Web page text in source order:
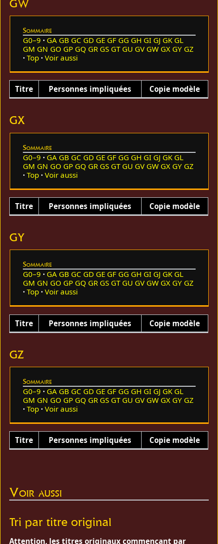
GW
Sommaire
G0–9 GA GB GC GD GE GF GG GH GI GJ GK GL
GM GN GO GP GQ GR GS GT GU GV GW GX GY GZ
Top
Voir aussi
Titre Personnes impliquées Copie modèle
GX
Sommaire
G0–9 GA GB GC GD GE GF GG GH GI GJ GK GL
GM GN GO GP GQ GR GS GT GU GV GW GX GY GZ
Top
Voir aussi
Titre Personnes impliquées Copie modèle
GY
Sommaire
G0–9 GA GB GC GD GE GF GG GH GI GJ GK GL
GM GN GO GP GQ GR GS GT GU GV GW GX GY GZ
Top
Voir aussi
Titre Personnes impliquées Copie modèle
GZ
Sommaire
G0–9 GA GB GC GD GE GF GG GH GI GJ GK GL
GM GN GO GP GQ GR GS GT GU GV GW GX GY GZ
Top
Voir aussi
Titre Personnes impliquées Copie modèle
Voir aussi
Tri par titre original
Attention, les titres originaux commençant par